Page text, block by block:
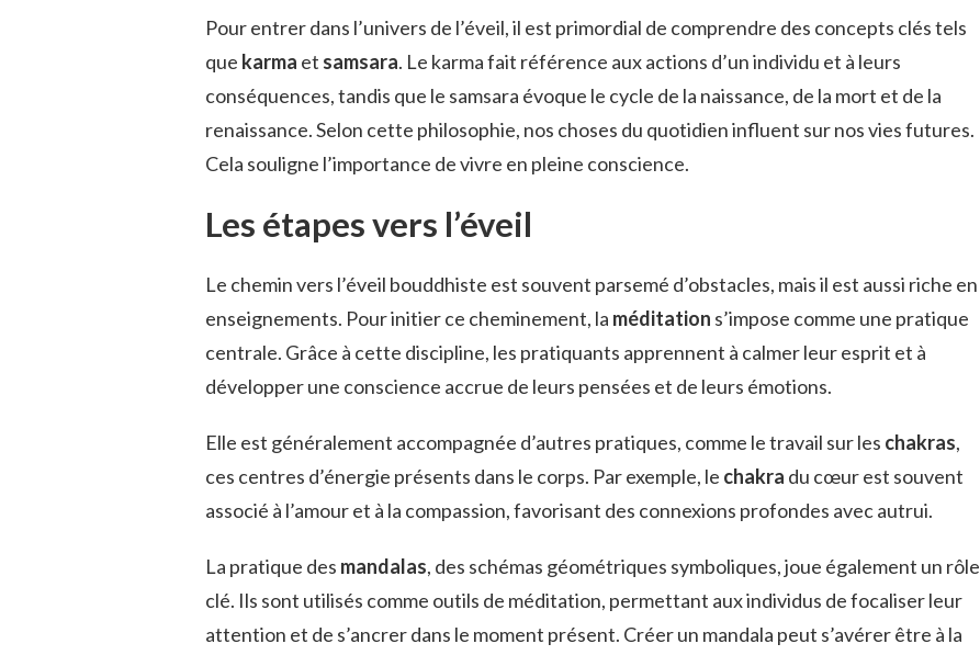
Pour entrer dans l’univers de l’éveil, il est primordial de comprendre des concepts clés tels
que karma et samsara. Le karma fait référence aux actions d’un individu et à leurs
conséquences, tandis que le samsara évoque le cycle de la naissance, de la mort et de la
renaissance. Selon cette philosophie, nos choses du quotidien influent sur nos vies futures.
Cela souligne l’importance de vivre en pleine conscience.
Les étapes vers l’éveil
Le chemin vers l’éveil bouddhiste est souvent parsemé d’obstacles, mais il est aussi riche en
enseignements. Pour initier ce cheminement, la méditation s’impose comme une pratique
centrale. Grâce à cette discipline, les pratiquants apprennent à calmer leur esprit et à
développer une conscience accrue de leurs pensées et de leurs émotions.
Elle est généralement accompagnée d’autres pratiques, comme le travail sur les chakras,
ces centres d’énergie présents dans le corps. Par exemple, le chakra du cœur est souvent
associé à l’amour et à la compassion, favorisant des connexions profondes avec autrui.
La pratique des mandalas, des schémas géométriques symboliques, joue également un rôle
clé. Ils sont utilisés comme outils de méditation, permettant aux individus de focaliser leur
attention et de s’ancrer dans le moment présent. Créer un mandala peut s’avérer être à la